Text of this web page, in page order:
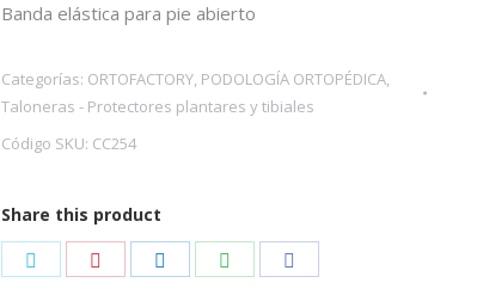
Banda elástica para pie abierto
Categorías: ORTOFACTORY, PODOLOGÍA ORTOPÉDICA,
Taloneras - Protectores plantares y tibiales
Código SKU: CC254
Share this product